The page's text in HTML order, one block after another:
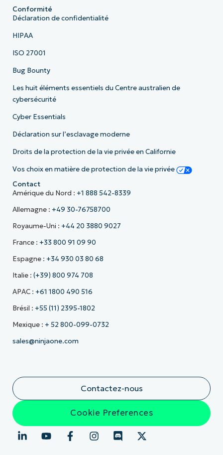
Conformité
Déclaration de confidentialité
HIPAA
ISO 27001
Bug Bounty
Les huit éléments essentiels du Centre australien de
cybersécurité
Cyber Essentials
Déclaration sur l’esclavage moderne
Droits de la protection de la vie privée en Californie
Vos choix en matière de protection de la vie privée
Contact
Amérique du Nord : +1 888 542-8339
Allemagne : +49 30-76758700
Royaume-Uni : +44 20 3880 9027
France : +33 800 91 09 90
Espagne : +34 930 03 80 68
Italie : (+39) 800 974 708
APAC : +61 1800 490 516
Brésil : +55 (11) 2395-1802
Mexique : + 52 800-099-0732
sales@ninjaone.com
Contactez-nous
Cookie Preferences